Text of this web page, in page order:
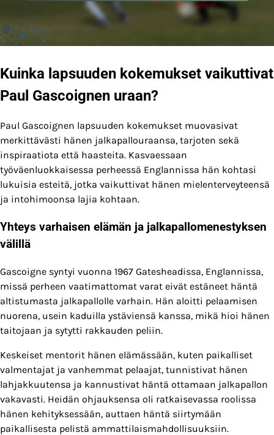
Kuinka lapsuuden kokemukset vaikuttivat
Paul Gascoignen uraan?
Paul Gascoignen lapsuuden kokemukset muovasivat
merkittävästi hänen jalkapallouraansa, tarjoten sekä
inspiraatiota että haasteita. Kasvaessaan
työväenluokkaisessa perheessä Englannissa hän kohtasi
lukuisia esteitä, jotka vaikuttivat hänen mielenterveyteensä
ja intohimoonsa lajia kohtaan.
Yhteys varhaisen elämän ja jalkapallomenestyksen
välillä
Gascoigne syntyi vuonna 1967 Gatesheadissa, Englannissa,
missä perheen vaatimattomat varat eivät estäneet häntä
altistumasta jalkapallolle varhain. Hän aloitti pelaamisen
nuorena, usein kaduilla ystäviensä kanssa, mikä hioi hänen
taitojaan ja sytytti rakkauden peliin.
Keskeiset mentorit hänen elämässään, kuten paikalliset
valmentajat ja vanhemmat pelaajat, tunnistivat hänen
lahjakkuutensa ja kannustivat häntä ottamaan jalkapallon
vakavasti. Heidän ohjauksensa oli ratkaisevassa roolissa
hänen kehityksessään, auttaen häntä siirtymään
paikallisesta pelistä ammattilaismahdollisuuksiin.